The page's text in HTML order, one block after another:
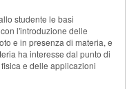
studente le basi
l'introduzione delle
e in presenza di materia, e
ha interesse dal punto di
e delle applicazioni